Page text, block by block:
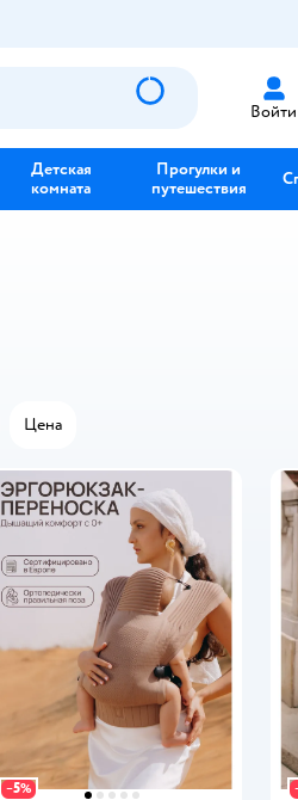
Войти
Детская
комната
Прогулки и
путешествия
Цена
−5%